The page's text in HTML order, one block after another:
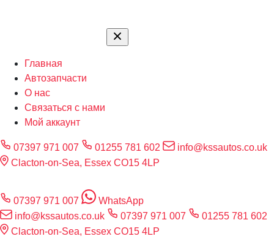
Главная
Автозапчасти
О нас
Связаться с нами
Мой аккаунт
07397 971 007 01255 781 602
info@kssautos.co.uk
Clacton-on-Sea, Essex CO15 4LP
07397 971 007
WhatsApp
info@kssautos.co.uk
07397 971 007
01255 781 602
Clacton-on-Sea, Essex CO15 4LP